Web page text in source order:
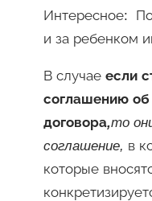
Интересное:
и за ребенком
В случае если
соглашению об
договора,то
соглашение, в
которые